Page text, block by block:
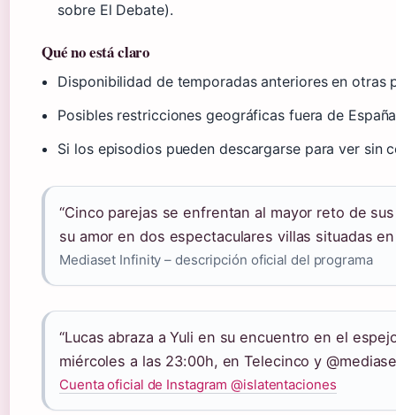
sobre El Debate).
Qué no está claro
Disponibilidad de temporadas anteriores en otras
Posibles restricciones geográficas fuera de
Si los episodios pueden descargarse para ver sin
“Cinco parejas se enfrentan al mayor reto de
su amor en dos espectaculares villas situadas en
Mediaset Infinity – descripción oficial del programa
“Lucas abraza a Yuli en su encuentro en el
miércoles a las 23:00h, en Telecinco y
Cuenta oficial de Instagram @islatentaciones